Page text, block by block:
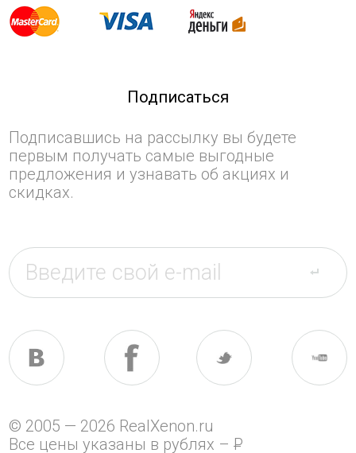
Подписаться
Подписавшись на рассылку вы будете
первым получать самые выгодные
предложения и узнавать об акциях и
скидках.
© 2005 — 2026 RealXenon.ru
Все цены указаны в рублях –P